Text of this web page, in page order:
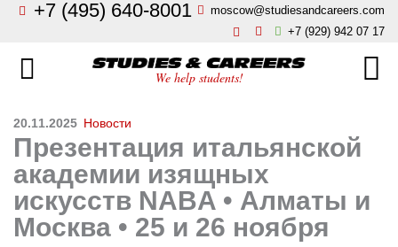
+7 (495) 640-8001
moscow@studiesandcareers.com
+7 (929) 942 07 17
We help students!
Бизнес, менеджмент, финансы
Искусство, мода, дизайн
Архитектура и инжиниринг
20.11.2025 Новости
Презентация итальянской
академии изящных
искусств NABA • Алматы и
Москва • 25 и 26 ноября
Главная
Направления
О нас
Новости
Блог